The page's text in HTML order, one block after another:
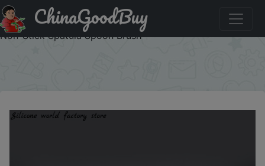
Купить по акции: Silicone world Cooking Kitchenware
Tool Silicone Utensils With Wooden Multifunction Handle
Non-Stick Spatula Spoon Brush
ChinaGoodBuy